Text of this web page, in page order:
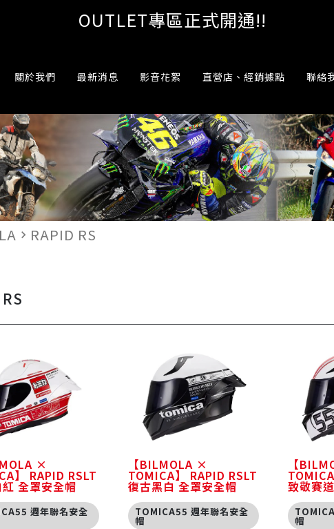
OUTLET專區正式開通!!
關於我們 最新消息 影音花絮 直營店、經銷據點 聯絡
navigate_next RAPID RS
×
】 RAPID RSLT
全罩安全帽
週年聯名安全
【BILMOLA ×
TOMICA】 RAPID RSLT
復古黑白 全罩安全帽
TOMICA55 週年聯名安全
帽
【
致敬賽
帽